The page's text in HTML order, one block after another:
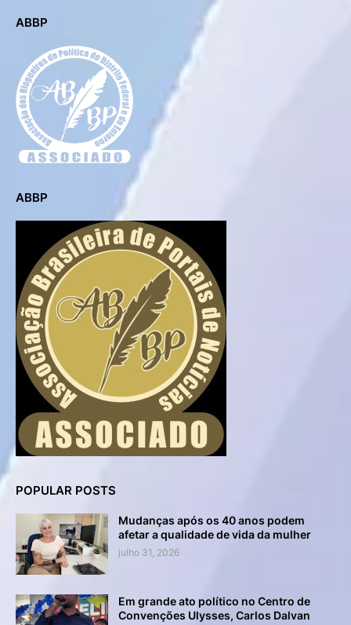
ABBP
ABBP
POPULAR POSTS
Mudanças após os 40 anos podem
afetar a qualidade de vida da mulher
julho 31, 2026
Em grande ato político no Centro de
Convenções Ulysses, Carlos Dalvan